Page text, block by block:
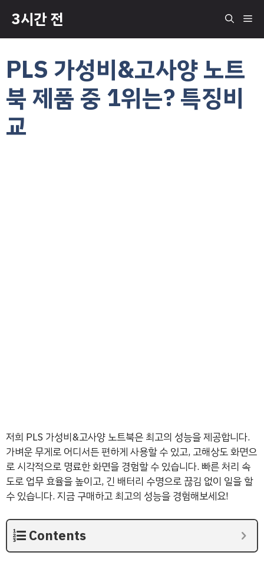
츠
건
너
뛰
3시간 전 메
PLS 가성비&고사양 노트
북 제품 중 1위는? 특징비
교
저희 PLS 가성비&고사양 노트북은 최고의 성능을 제공합니다.
가벼운 무게로 어디서든 편하게 사용할 수 있고, 고해상도 화면으
로 시각적으로 명료한 화면을 경험할 수 있습니다. 빠른 처리 속
도로 업무 효율을 높이고, 긴 배터리 수명으로 끊김 없이 일을 할
수 있습니다. 지금 구매하고 최고의 성능을 경험해보세요!
Contents